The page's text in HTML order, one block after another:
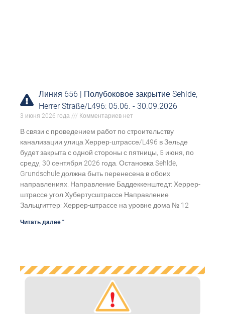
Линия 656 | Полубоковое закрытие Sehlde,
Herrer Straße/L496: 05.06. - 30.09.2026
3 июня 2026 года Комментариев нет
В связи с проведением работ по строительству
канализации улица Херрер-штрассе/L496 в Зельде
будет закрыта с одной стороны с пятницы, 5 июня, по
среду, 30 сентября 2026 года. Остановка Sehlde,
Grundschule должна быть перенесена в обоих
направлениях. Направление Баддеккенштедт: Херрер-
штрассе угол Хубертусштрассе Направление
Зальцгиттер: Херрер-штрассе на уровне дома № 12
Читать далее "